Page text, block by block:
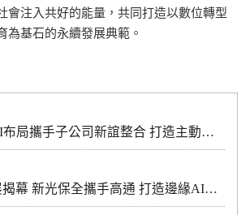
新光保全深化AI布局攜手子公司新誼整合 打造主動式智慧防護新模式助力醫療與產業安全升級
2026智慧城市展揭幕 新光保全攜手高通 打造邊緣AI智慧防護新紀元
會注入共好的能量，共同打造以數位轉型
為基石的永續發展典範。